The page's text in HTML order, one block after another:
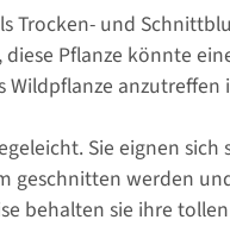
Trocken- und
Pflanze könnte
anzutreffen
Sie eignen
geschnitten werden
behalten sie ihre